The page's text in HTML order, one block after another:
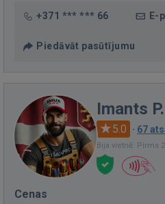
+371 *** *** 66 E-
Piedāvāt pasūtījumu
Imants P.
5.0 · 67
Bija vietnē: Pirms
Cenas